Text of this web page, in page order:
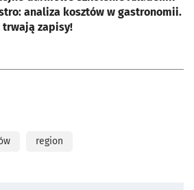
analiza kosztów w gastronomii.
trwają zapisy!
region